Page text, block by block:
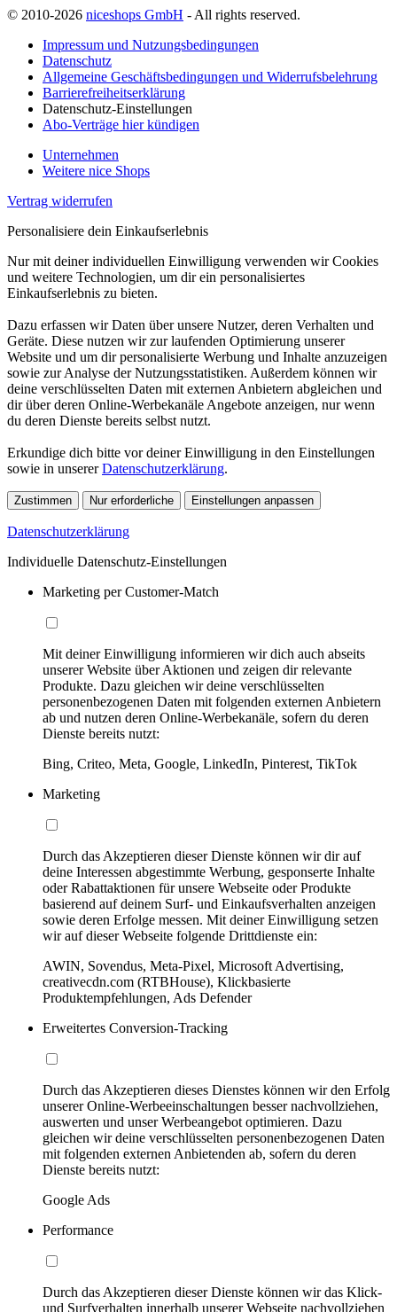
© 2010-2026 niceshops GmbH - All rights reserved.
Impressum und Nutzungsbedingungen
Datenschutz
Allgemeine Geschäftsbedingungen und Widerrufsbelehrung
Barrierefreiheitserklärung
Datenschutz-Einstellungen
Abo-Verträge hier kündigen
Unternehmen
Weitere nice Shops
Vertrag widerrufen
Personalisiere dein Einkaufserlebnis
Nur mit deiner individuellen Einwilligung verwenden wir Cookies
und weitere Technologien, um dir ein personalisiertes
Einkaufserlebnis zu bieten.
Dazu erfassen wir Daten über unsere Nutzer, deren Verhalten und
Geräte. Diese nutzen wir zur laufenden Optimierung unserer
Website und um dir personalisierte Werbung und Inhalte anzuzeigen
sowie zur Analyse der Nutzungsstatistiken. Außerdem können wir
deine verschlüsselten Daten mit externen Anbietern abgleichen und
dir über deren Online-Werbekanäle Angebote anzeigen, nur wenn
du deren Dienste bereits selbst nutzt.
Erkundige dich bitte vor deiner Einwilligung in den Einstellungen
sowie in unsererDatenschutzerklärung.
Zustimmen Nur erforderliche Einstellungen anpassen
Datenschutzerklärung
Individuelle Datenschutz-Einstellungen
Marketing per Customer-Match
Mit deiner Einwilligung informieren wir dich auch abseits
unserer Website über Aktionen und zeigen dir relevante
Produkte. Dazu gleichen wir deine verschlüsselten
personenbezogenen Daten mit folgenden externen Anbietern
ab und nutzen deren Online-Werbekanäle, sofern du deren
Dienste bereits nutzt:
Bing, Criteo, Meta, Google, LinkedIn, Pinterest, TikTok
Marketing
Durch das Akzeptieren dieser Dienste können wir dir auf
deine Interessen abgestimmte Werbung, gesponserte Inhalte
oder Rabattaktionen für unsere Webseite oder Produkte
basierend auf deinem Surf- und Einkaufsverhalten anzeigen
sowie deren Erfolge messen. Mit deiner Einwilligung setzen
wir auf dieser Webseite folgende Drittdienste ein:
AWIN, Sovendus, Meta-Pixel, Microsoft Advertising,
creativecdn.com (RTBHouse), Klickbasierte
Produktempfehlungen, Ads Defender
Erweitertes Conversion-Tracking
Durch das Akzeptieren dieses Dienstes können wir den Erfolg
unserer Online-Werbeeinschaltungen besser nachvollziehen,
auswerten und unser Werbeangebot optimieren. Dazu
gleichen wir deine verschlüsselten personenbezogenen Daten
mit folgenden externen Anbietenden ab, sofern du deren
Dienste bereits nutzt:
Google Ads
Performance
Durch das Akzeptieren dieser Dienste können wir das Klick-
und Surfverhalten innerhalb unserer Webseite nachvollziehen